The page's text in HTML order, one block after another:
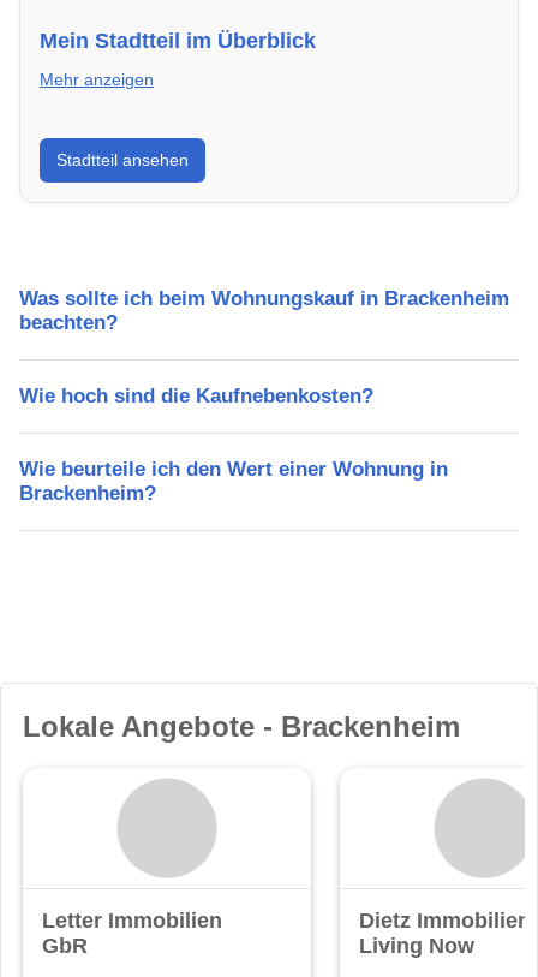
Mein Stadtteil im Überblick
Mehr anzeigen
Erfahre mehr über deinen Stadtteil in Brackenheim:
Lebensqualität, Verkehrsanbindung, Schulen,
Freizeitmöglichkeiten und Mietpreise.
Stadtteil ansehen
Was sollte ich beim Wohnungskauf in Brackenheim
beachten?
Wie hoch sind die Kaufnebenkosten?
Wie beurteile ich den Wert einer Wohnung in
Brackenheim?
Lokale Angebote - Brackenheim
Letter Immobilien
GbR
Dietz Immobilien
Living Now